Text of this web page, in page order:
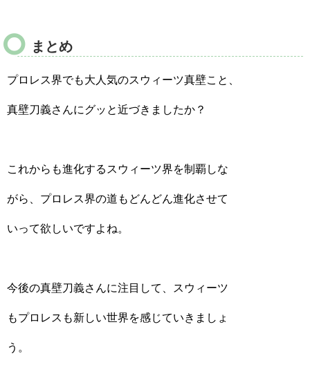
まとめ
プロレス界でも大人気のスウィーツ真壁こと、
真壁刀義さんにグッと近づきましたか？
これからも進化するスウィーツ界を制覇しな
がら、プロレス界の道もどんどん進化させて
いって欲しいですよね。
今後の真壁刀義さんに注目して、スウィーツ
もプロレスも新しい世界を感じていきましょ
う。